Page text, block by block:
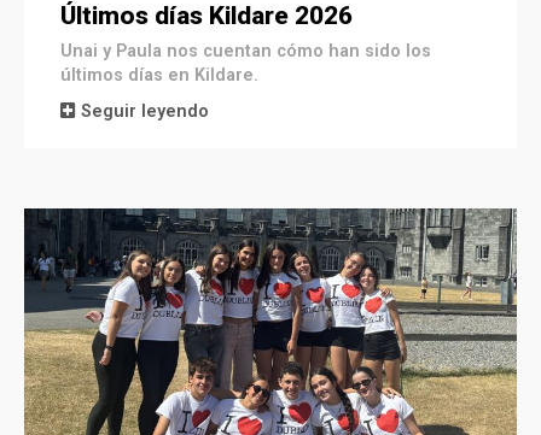
Últimos días Kildare 2026
Unai y Paula nos cuentan cómo han sido los
últimos días en Kildare.
Seguir leyendo